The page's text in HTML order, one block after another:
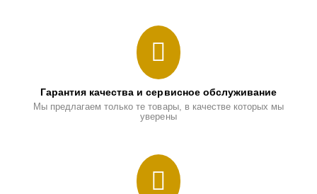
Гарантия качества и сервисное обслуживание
Мы предлагаем только те товары, в качестве которых мы
уверены